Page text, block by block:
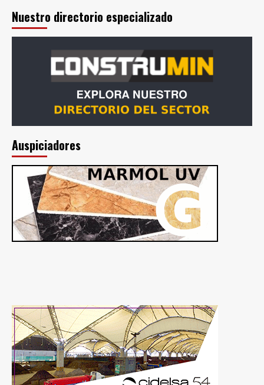
Nuestro directorio especializado
Auspiciadores